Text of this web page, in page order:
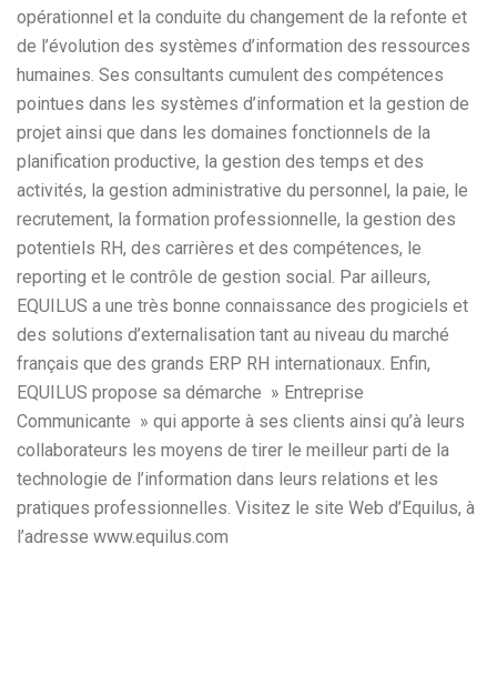
opérationnel et la conduite du changement de la refonte et
de l’évolution des systèmes d’information des ressources
humaines. Ses consultants cumulent des compétences
pointues dans les systèmes d’information et la gestion de
projet ainsi que dans les domaines fonctionnels de la
planification productive, la gestion des temps et des
activités, la gestion administrative du personnel, la paie, le
recrutement, la formation professionnelle, la gestion des
potentiels RH, des carrières et des compétences, le
reporting et le contrôle de gestion social. Par ailleurs,
EQUILUS a une très bonne connaissance des progiciels et
des solutions d’externalisation tant au niveau du marché
français que des grands ERP RH internationaux. Enfin,
EQUILUS propose sa démarche » Entreprise
Communicante » qui apporte à ses clients ainsi qu’à leurs
collaborateurs les moyens de tirer le meilleur parti de la
technologie de l’information dans leurs relations et les
pratiques professionnelles. Visitez le site Web d’Equilus, à
l’adresse www.equilus.com